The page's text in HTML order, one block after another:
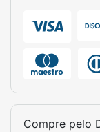
Compre pelo